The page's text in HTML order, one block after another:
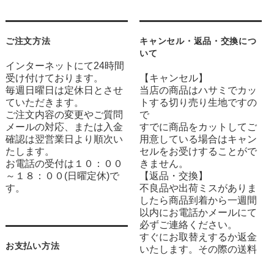
ご注文方法
インターネットにて24時間
受け付けております。
毎週日曜日は定休日とさせ
ていただきます。
ご注文内容の変更やご質問
メールの対応、または入金
確認は翌営業日より順次い
たします。
お電話の受付は１０：００
～１８：００(日曜定休)で
す。
お支払い方法
キャンセル・返品・交換につ
いて
【キャンセル】
当店の商品はハサミでカッ
トする切り売り生地ですの
で
すでに商品をカットしてご
用意している場合はキャン
セルをお受けすることがで
きません。
【返品・交換】
不良品や出荷ミスがありま
したら商品到着から一週間
以内にお電話かメールにて
必ずご連絡ください。
すぐにお取替えするか返金
いたします。その際の送料